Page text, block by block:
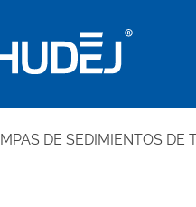
DE SEDIMIENTOS DE